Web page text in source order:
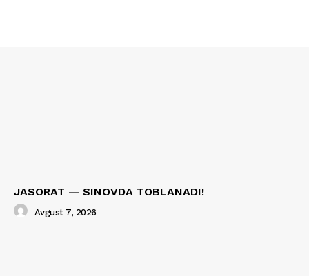
JASORAT — SINOVDA TOBLANADI!
Avgust 7, 2026